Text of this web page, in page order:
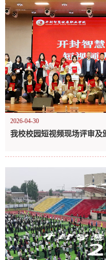
2026-04-30
我校校园短视频现场评审及